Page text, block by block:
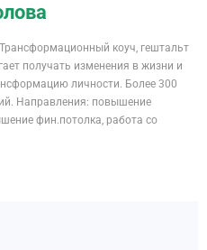
коуч, гештальт
получать изменения в жизни и
личности. Более 300
Направления: повышение
фин.потолка, работа со